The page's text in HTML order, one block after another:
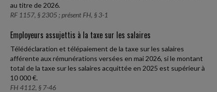
au titre de 2026.
RF 1157, § 2305 ; présent FH, § 3-1
Employeurs assujettis à la taxe sur les salaires
Télédéclaration et télépaiement de la taxe sur les salaires
afférente aux rémunérations versées en mai 2026, si le montant
total de la taxe sur les salaires acquittée en 2025 est supérieur à
10 000 €.
FH 4112, § 7-46